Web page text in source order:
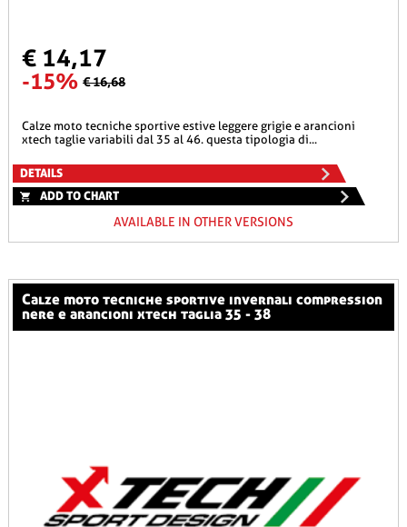
€ 14,17
-15% € 16,68
calze moto tecniche sportive estive leggere grigie e arancioni
xtech taglie variabili dal 35 al 46. questa tipologia di...
DETAILS
ADD TO CHART
AVAILABLE IN OTHER VERSIONS
calze moto tecniche sportive invernali compression
nere e arancioni xtech taglia 35 - 38